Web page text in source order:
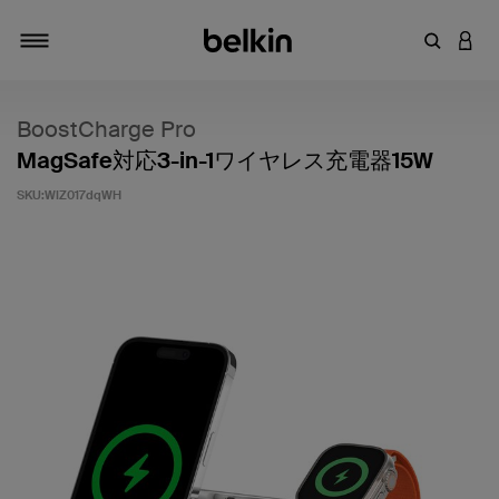
キーワアカ
BoostCharge Pro
MagSafe対応3-in-1ワイヤレス充電器15W
SKU:WIZ017dqWH